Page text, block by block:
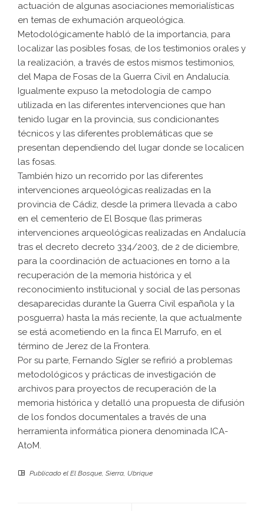
actuación de algunas asociaciones memorialísticas
en temas de exhumación arqueológica.
Metodológicamente habló de la importancia, para
localizar las posibles fosas, de los testimonios orales y
la realización, a través de estos mismos testimonios,
del Mapa de Fosas de la Guerra Civil en Andalucía.
Igualmente expuso la metodología de campo
utilizada en las diferentes intervenciones que han
tenido lugar en la provincia, sus condicionantes
técnicos y las diferentes problemáticas que se
presentan dependiendo del lugar donde se localicen
las fosas.
También hizo un recorrido por las diferentes
intervenciones arqueológicas realizadas en la
provincia de Cádiz, desde la primera llevada a cabo
en el cementerio de El Bosque (las primeras
intervenciones arqueológicas realizadas en Andalucía
tras el decreto decreto 334/2003, de 2 de diciembre,
para la coordinación de actuaciones en torno a la
recuperación de la memoria histórica y el
reconocimiento institucional y social de las personas
desaparecidas durante la Guerra Civil española y la
posguerra) hasta la más reciente, la que actualmente
se está acometiendo en la finca El Marrufo, en el
término de Jerez de la Frontera.
Por su parte, Fernando Sígler se refirió a problemas
metodológicos y prácticas de investigación de
archivos para proyectos de recuperación de la
memoria histórica y detalló una propuesta de difusión
de los fondos documentales a través de una
herramienta informática pionera denominada ICA-
AtoM.
Publicado el El Bosque, Sierra, Ubrique